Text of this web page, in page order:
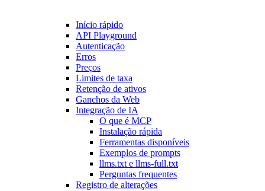
Início rápido
API Playground
Autenticação
Erros
Preços
Limites de taxa
Retenção de ativos
Ganchos da Web
Integração de IA
O que é MCP
Instalação rápida
Ferramentas disponíveis
Exemplos de prompts
llms.txt e llms-full.txt
Perguntas frequentes
Registro de alterações